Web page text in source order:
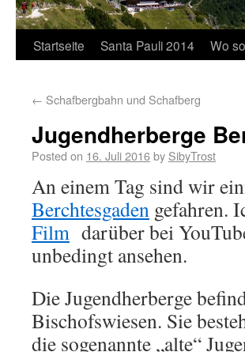
Startseite Santa Pauli 2014 Wo
← Schafbergbahn und Schafberg
Jugendherberge
Posted on 16. Juli 2016by SibyTrost
An einem Tag sind wir
Berchtesgaden gefahren.
Film darüber bei
unbedingt ansehen.
Die Jugendherberge
Bischofswiesen. Sie
die sogenannte „alte“